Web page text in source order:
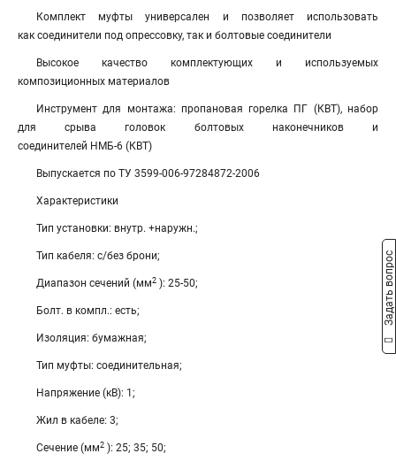
Комплект муфты универсален и позволяет использовать
как соединители под опрессовку, так и болтовые соединители
Высокое качество комплектующих и используемых
композиционных материалов
Инструмент для монтажа: пропановая горелка ПГ (КВТ), набор
для срыва головок болтовых наконечников и
соединителей НМБ-6 (КВТ)
Выпускается по ТУ 3599-006-97284872-2006
Характеристики
Тип установки: внутр. +наружн.;
Тип кабеля: с/без брони;
Диапазон сечений (мм2 ): 25-50;
Болт. в компл.: есть;
Изоляция: бумажная;
Тип муфты: соединительная;
Напряжение (кВ): 1;
Жил в кабеле: 3;
Сечение (мм2 ): 25; 35; 50;
Задать вопрос